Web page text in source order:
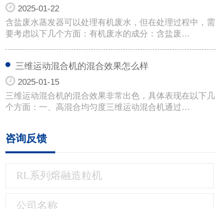
2025-01-22
含盐废水蒸发器可以处理有机废水，但在处理过程中，需
要考虑以下几个方面：有机废水的成分：含盐废…
三维运动混合机的混合效果怎么样
2025-01-15
三维运动混合机的混合效果非常出色，具体表现在以下几
个方面：一、高混合均匀度三维运动混合机通过…
咨询反馈